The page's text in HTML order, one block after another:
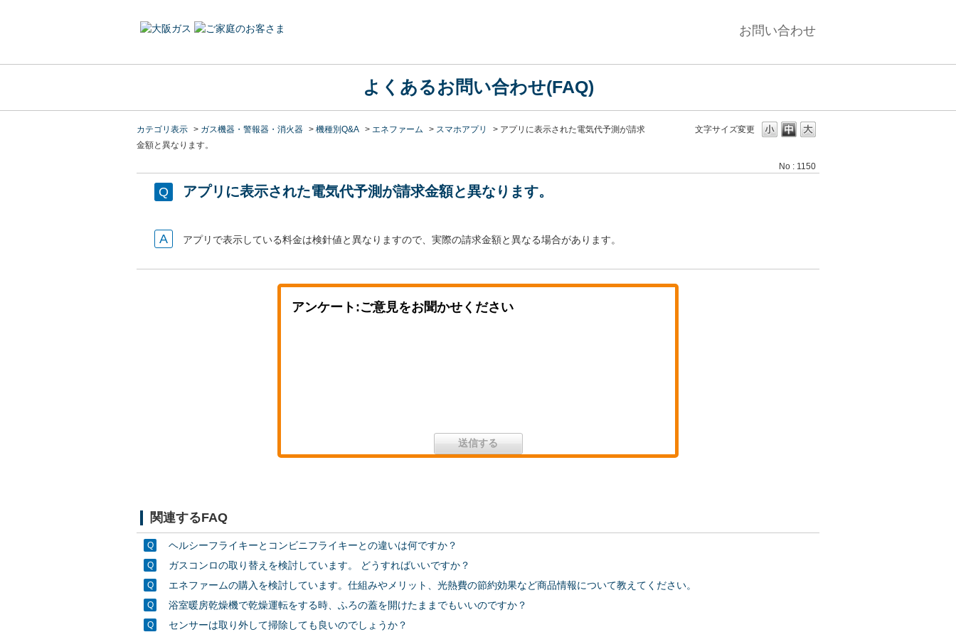
お問い合わせ
よくあるお問い合わせ(FAQ)
文字サイズ変更
カテゴリ表示 > ガス機器・警報器・消火器 > 機種別Q&A > エネファーム > スマホアプリ > アプリに表示された電気代予測が請求
金額と異なります。
No : 1150
アプリに表示された電気代予測が請求金額と異なります。
アプリで表示している料金は検針値と異なりますので、実際の請求金額と異なる場合があります。
アンケート:ご意見をお聞かせください
関連するFAQ
ヘルシーフライキーとコンビニフライキーとの違いは何ですか？
ガスコンロの取り替えを検討しています。 どうすればいいですか？
エネファームの購入を検討しています。仕組みやメリット、光熱費の節約効果など商品情報について教えてください。
浴室暖房乾燥機で乾燥運転をする時、ふろの蓋を開けたままでもいいのですか？
センサーは取り外して掃除しても良いのでしょうか？